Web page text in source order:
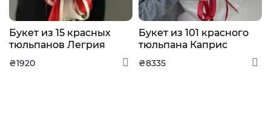
Букет из 15 красных
тюльпанов Легрия
₴1920
Букет из 101 красного
тюльпана Каприс
₴8335